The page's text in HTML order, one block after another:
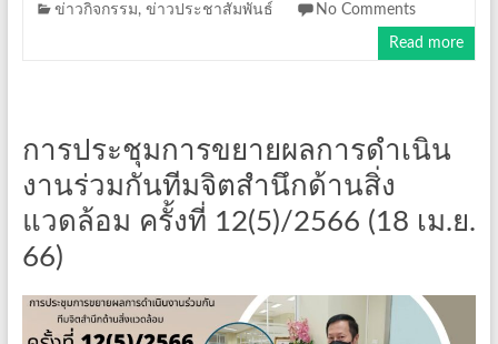
ข่าวกิจกรรม, ข่าวประชาสัมพันธ์ No Comments
Read more
การประชุมการขยายผลการดำเนิน
งานร่วมกันทีมจิตสำนึกด้านสิ่ง
แวดล้อม ครั้งที่ 12(5)/2566 (18 เม.ย.
66)